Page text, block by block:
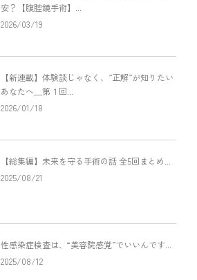
安？【腹腔鏡手術】...
2026/03/19
【新連載】体験談じゃなく、”正解”が知りたい
あなたへ＿第１回...
2026/01/18
【総集編】未来を守る手術の話 全5回まとめ...
2025/08/21
性感染症検査は、“美容院感覚”でいいんです...
2025/08/12